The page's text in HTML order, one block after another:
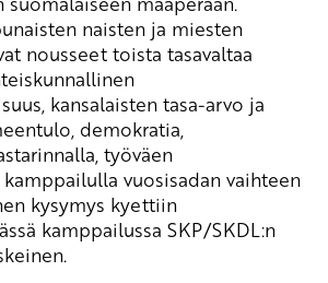
naisten ja miesten
nousseet toista tasavaltaa
kansalaisten tasa-arvo ja
demokratia,
työväen
vuosisadan vaihteen
kysymys kyettiin
kamppailussa SKP/SKDL:n